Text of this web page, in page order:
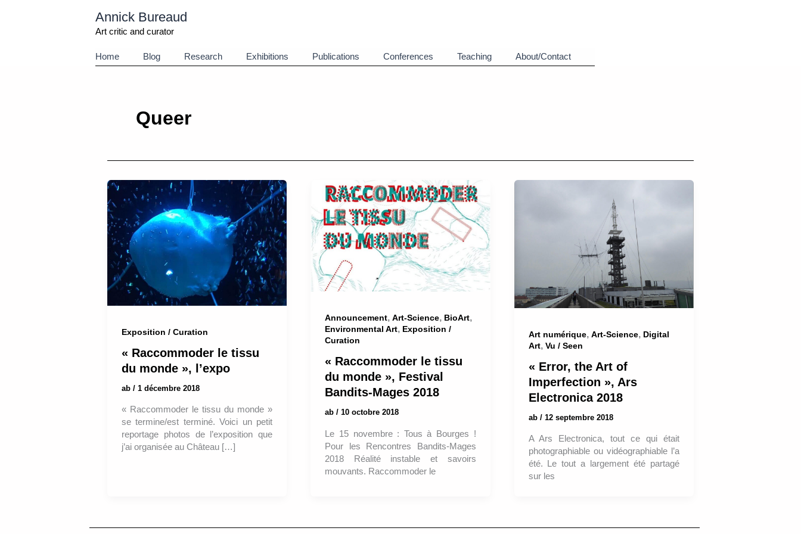
Annick Bureaud
Art critic and curator
Home Blog Research Exhibitions Publications Conferences Teaching About/Contact
Queer
Exposition / Curation
« Raccommoder le tissu
du monde », l’expo
ab / 1 décembre 2018
« Raccommoder le tissu du monde »
se termine/est terminé. Voici un petit
reportage photos de l’exposition que
j’ai organisée au Château […]
Announcement,Art-Science, BioArt,
Environmental Art, Exposition /
Curation
« Raccommoder le tissu
du monde », Festival
Bandits-Mages 2018
ab/10 octobre 2018
Le 15 novembre : Tous à Bourges !
Pour les Rencontres Bandits-Mages
2018 Réalité instable et savoirs
mouvants. Raccommoder le
Art numérique, Art-Science, Digital
Art, Vu / Seen
« Error, the Art of
Imperfection », Ars
Electronica 2018
ab / 12 septembre 2018
A Ars Electronica, tout ce qui était
photographiable ou vidéographiable l’a
été. Le tout a largement été partagé
sur les